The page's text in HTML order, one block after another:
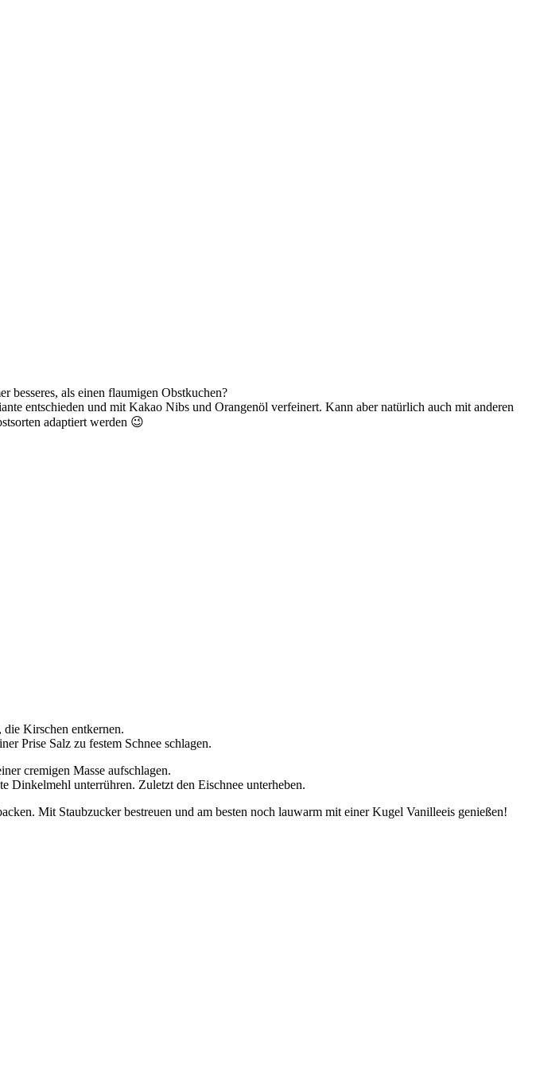
besseres, als einen flaumigen Obstkuchen?
entschieden und mit Kakao Nibs und Orangenöl verfeinert. Kann aber natürlich auch mit anderen
adaptiert werden 😉
Kirschen entkernen.
Prise Salz zu festem Schnee schlagen.
cremigen Masse aufschlagen.
Dinkelmehl unterrühren. Zuletzt den Eischnee unterheben.
Mit Staubzucker bestreuen und am besten noch lauwarm mit einer Kugel Vanilleeis genießen!